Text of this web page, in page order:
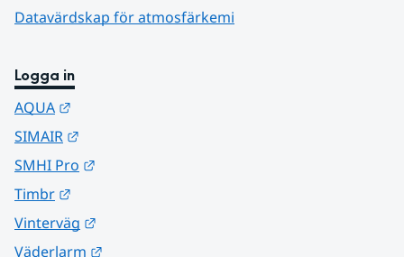
Datavärdskap för atmosfärkemi
Logga in
AQUA
SIMAIR
SMHI Pro
Timbr
Vinterväg
Väderlarm